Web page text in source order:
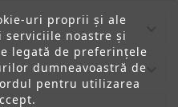

uri proprii și ale
noastre și
legată de preferințele
dumneavoastră de
pentru utilizarea